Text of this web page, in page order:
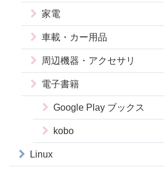
家電
車載・カー用品
周辺機器・アクセサリ
電子書籍
Google Play ブックス
kobo
Linux